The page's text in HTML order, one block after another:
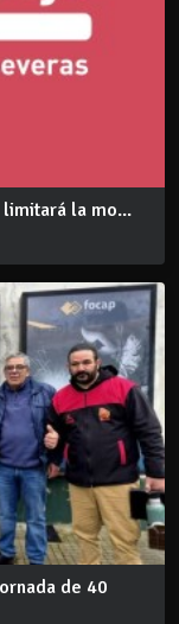
la mo...
de 40